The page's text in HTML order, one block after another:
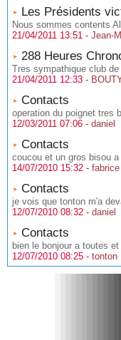
Les Présidents
Nous sommes contents
21/04/2011 13:51 - Jean-
288 Heures
Tres sympathique club
21/04/2011 12:33 -
Contacts
operation du poignet tres
12/03/2011 07:06 - daniel
Contacts
coucou et un gros bisou
14/07/2010 15:32 - fabrice
Contacts
je vois que tonton m'a
12/07/2010 08:32 - daniel
Contacts
bien le bonjour a toutes
12/07/2010 08:25 - tonton